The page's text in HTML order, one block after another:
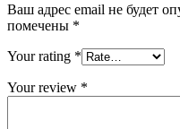
(CF533A),
M,
0,9K
Ваш адрес email не будет
помечены *
Your rating *
Your review *